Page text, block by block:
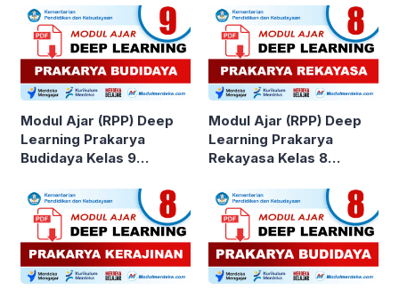
Modul Ajar (RPP) Deep
Learning Prakarya
Budidaya Kelas 9
Merdeka
Modul Ajar (RPP) Deep
Learning Prakarya
Rekayasa Kelas 8
Merdeka